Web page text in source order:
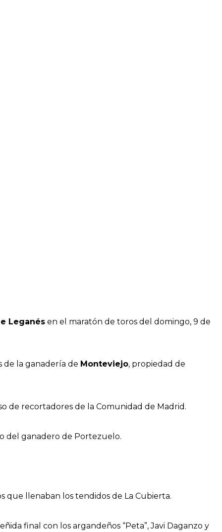
Leganés en el maratón de toros del domingo, 9 de
de la ganadería de Monteviejo, propiedad de
de recortadores de la Comunidad de Madrid.
del ganadero de Portezuelo.
que llenaban los tendidos de La Cubierta.
final con los argandeños “Peta”, Javi Daganzo y